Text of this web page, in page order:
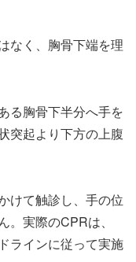
なく、胸骨下端を理
る胸骨下半分へ手を
突起より下方の上腹
けて触診し、手の位
実際のCPRは、
ラインに従って実施